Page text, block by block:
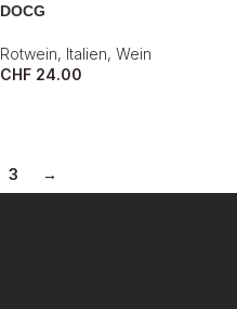
DOCG
Rotwein, Italien, Wein
CHF 24.00
3 →